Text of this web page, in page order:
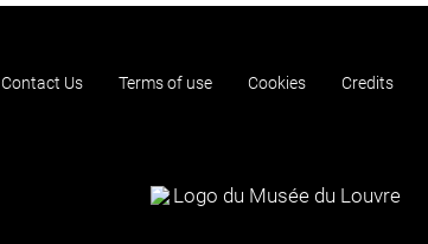
Contact Us Terms of use Cookies Credits